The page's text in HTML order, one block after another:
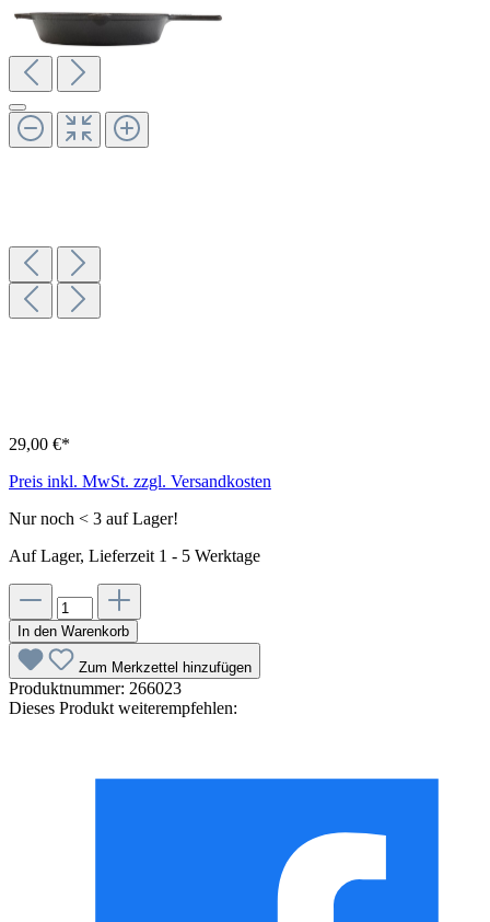
29,00 €*
Preis inkl. MwSt. zzgl. Versandkosten
Nur noch < 3 auf Lager!
Auf Lager, Lieferzeit 1 - 5 Werktage
In den Warenkorb
Zum Merkzettel hinzufügen
Produktnummer: 266023
Dieses Produkt weiterempfehlen: